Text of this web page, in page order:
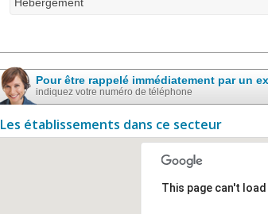
Pour être rappelé immédiatement par un
indiquez votre numéro de téléphone
Les établissements dans ce secteur
This page can't